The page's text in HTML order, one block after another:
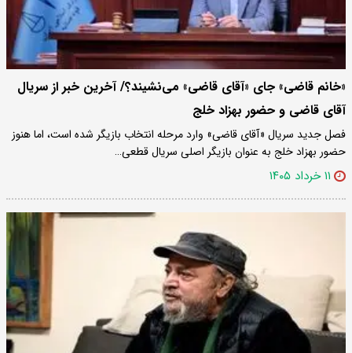
«خانم قاضی» جای «آقای قاضی» می‌نشیند؟/ آخرین خبر از سریال
آقای قاضی و حضور بهزاد خلج
فصل جدید سریال «آقای قاضی» وارد مرحله انتخاب بازیگر شده است، اما هنوز
حضور بهزاد خلج به عنوان بازیگر اصلی سریال قطعی…
۱۱ خرداد ۱۴۰۵